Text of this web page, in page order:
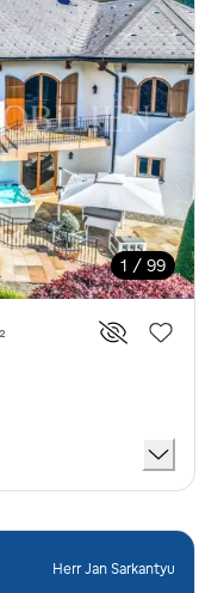
1 / 99
Herr Jan Sarkantyu